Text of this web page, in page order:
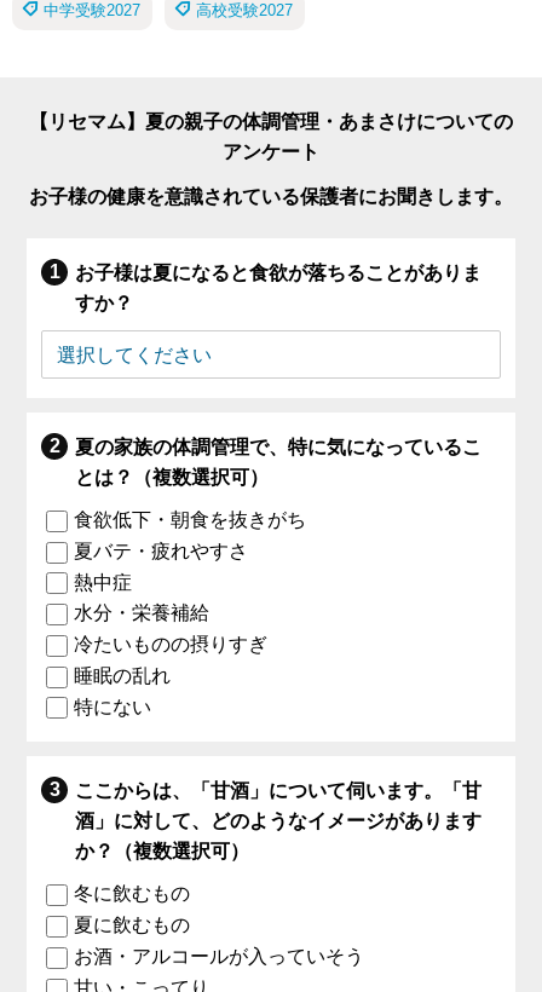
中学受験2027 高校受験2027
【リセマム】夏の親子の体調管理・あまさけについての
アンケート
お子様の健康を意識されている保護者にお聞きします。
お子様は夏になると食欲が落ちることがありま
すか？
夏の家族の体調管理で、特に気になっているこ
とは？（複数選択可）
食欲低下・朝食を抜きがち
夏バテ・疲れやすさ
熱中症
水分・栄養補給
冷たいものの摂りすぎ
睡眠の乱れ
特にない
ここからは、「甘酒」について伺います。「甘
酒」に対して、どのようなイメージがあります
か？（複数選択可）
冬に飲むもの
夏に飲むもの
お酒・アルコールが入っていそう
甘い・こってり